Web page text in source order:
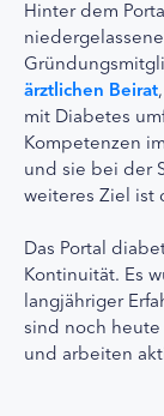
Hinter dem
ärztlichen Beirat
mit Diabetes
Kompetenzen
und sie bei der
weiteres Ziel ist
Das Portal
Kontinuität. Es
langjähriger
sind noch
und arbeiten